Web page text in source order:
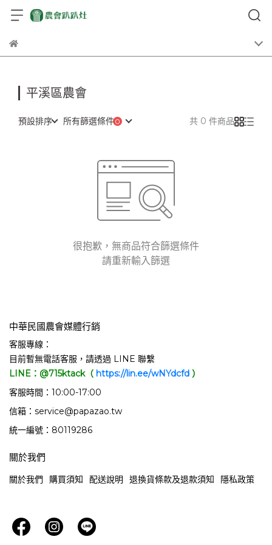
平溪區農會
預設排序 所有篩選條件 共 0 件商品
很抱歉，無商品符合篩選條件
請重新輸入篩選
中華民國農會媒體行銷
客服專線：
目前暫無電話客服，請透過 LINE 聯繫
LINE：@715ktack（ https://lin.ee/wNYdcfd ）
客服時間：10:00-17:00
信箱：service@papazao.tw
統一編號：80119286
關於我們
關於我們 購買須知 配送說明 退換貨條款及退款須知 隱私政策